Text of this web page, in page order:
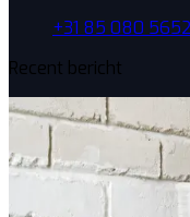
+31 85 080 5652
Recent bericht